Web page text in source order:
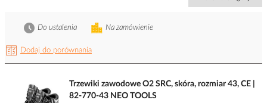
Dodaj do porównania
Na zamówienie
Do ustalenia
Trzewiki zawodowe O2 SRC, skóra, rozmiar 43, CE |
82-770-43 NEO TOOLS